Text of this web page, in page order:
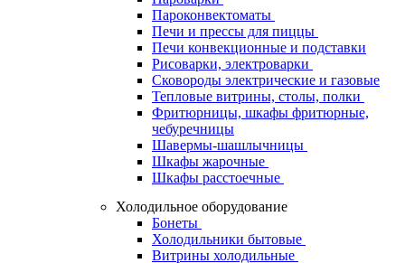
Пароконвектоматы
Печи и прессы для пиццы
Печи конвекционные и подставки
Рисоварки, электроварки
Сковороды электрические и газовые
Тепловые витрины, столы, полки
Фритюрницы, шкафы фритюрные,
чебуречницы
Шавермы-шашлычницы
Шкафы жарочные
Шкафы расстоечные
Холодильное оборудование
Бонеты
Холодильники бытовые
Витрины холодильные